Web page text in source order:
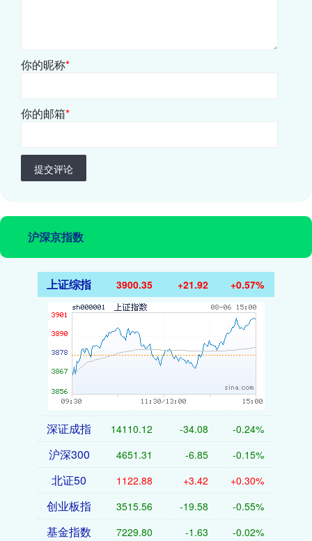
你的昵称*
你的邮箱*
提交评论
沪深京指数
上证综指 3900.35 +21.92 +0.57%
深证成指 14110.12 -34.08 -0.24%
沪深300 4651.31 -6.85 -0.15%
北证50 1122.88 +3.42 +0.30%
创业板指 3515.56 -19.58 -0.55%
基金指数 7229.80 -1.63 -0.02%